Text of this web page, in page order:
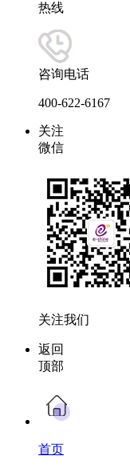
热线
咨询电话
400-622-6167
关注
微信
关注我们
返回
顶部
首页